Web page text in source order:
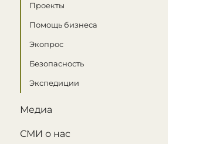
Проекты
Помощь бизнеса
Экопрос
Безопасность
Экспедиции
Медиа
СМИ о нас